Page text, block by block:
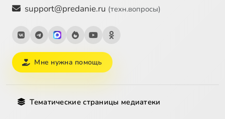
support@predanie.ru (техн.вопросы)
Мне нужна помощь
Тематические страницы медиатеки